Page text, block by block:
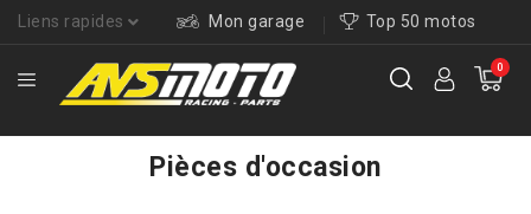
Liens rapides Mon garage Top 50 motos
0
Pièces d'occasion